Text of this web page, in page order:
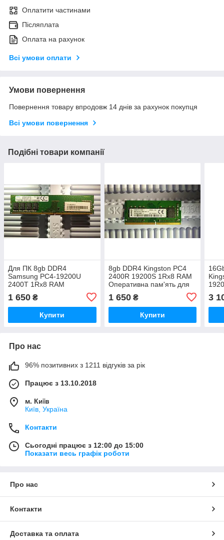
Оплатити частинами
Післяплата
Оплата на рахунок
Всі умови оплати
Умови повернення
Повернення товару впродовж 14 днів за рахунок покупця
Всі умови повернення
Подібні товари компанії
Для ПК 8gb DDR4
Samsung PC4-19200U
2400T 1Rx8 RAM
M378A1K43CB2-CRC
1 650 ₴
Купити
8gb DDR4 Kingston PC4
2400R 19200S 1Rx8 RAM
Оперативна пам'ять для
HP24D4S7S8MBP-8
1 650₴
Купити
3
Про нас
96% позитивних з 1211 відгуків за рік
Працює з 13.10.2018
м. Київ
Київ, Україна
Контакти
Сьогодні працює з 12:00 до 15:00
Показати весь графік роботи
Про нас
Контакти
Доставка та оплата